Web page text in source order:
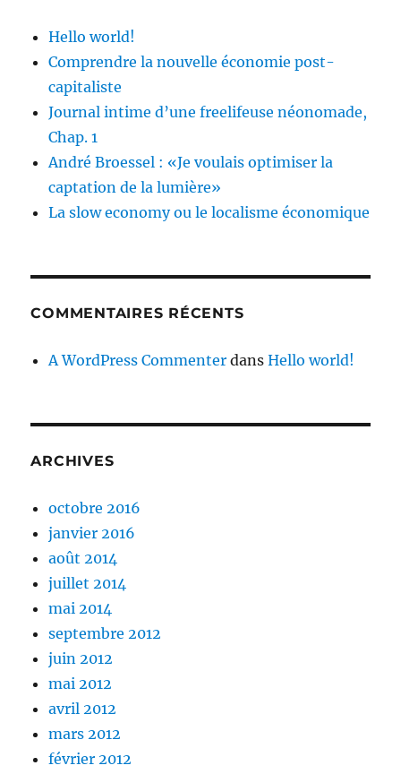
Hello world!
Comprendre la nouvelle économie post-
capitaliste
Journal intime d’une freelifeuse néonomade,
Chap. 1
André Broessel : «Je voulais optimiser la
captation de la lumière»
La slow economy ou le localisme économique
COMMENTAIRES RÉCENTS
A WordPress Commenter dansHello world!
ARCHIVES
octobre 2016
janvier 2016
août 2014
juillet 2014
mai 2014
septembre 2012
juin 2012
mai 2012
avril 2012
mars 2012
février 2012